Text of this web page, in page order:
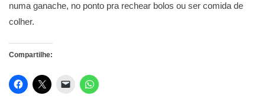
numa ganache, no ponto pra rechear bolos ou ser comida de
colher.
Compartilhe: